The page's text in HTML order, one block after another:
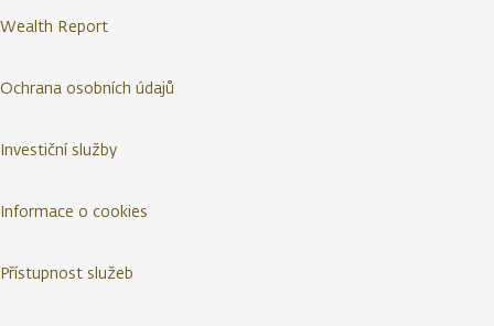
Wealth Report
Ochrana osobních údajů
Investiční služby
Informace o cookies
Přístupnost služeb